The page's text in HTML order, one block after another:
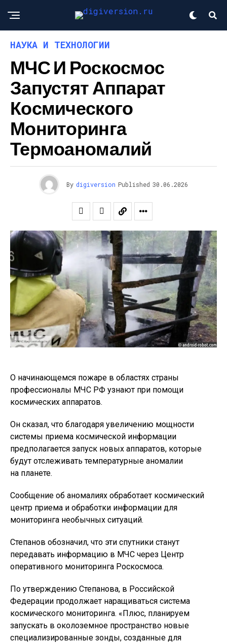
НАУКА И ТЕХНОЛОГИИ
МЧС И Роскосмос
Запустят Аппарат
Космического
Мониторинга
Термоаномалий
By digiversion Published 30.06.2026
О начинающемся пожаре в областях страны
профессионалы МЧС РФ узнают при помощи
космических аппаратов.
Он сказал, что благодаря увеличению мощности
системы приема космической информации
предполагается запуск новых аппаратов, которые
будут отслеживать температурные аномалии
на планете.
Сообщение об аномалиях обработает космический
центр приема и обработки информации для
мониторинга необычных ситуаций.
Степанов обозначил, что эти спутники станут
передавать информацию в МЧС через Центр
оперативного мониторинга Роскосмоса.
По утверждению Степанова, в Российской
Федерации продолжает наращиваться система
космического мониторинга. «Плюс, планируем
запускать в околоземное пространство новые
специализированные зонды, созданные для